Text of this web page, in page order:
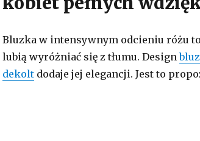
Bluzka w intensywnym odcieniu różu
lubią wyróżniać się z tłumu. Design
dekoltdodaje jej elegancji. Jest to